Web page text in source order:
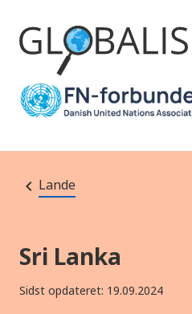
Lande
Sri Lanka
Sidst opdateret: 19.09.2024